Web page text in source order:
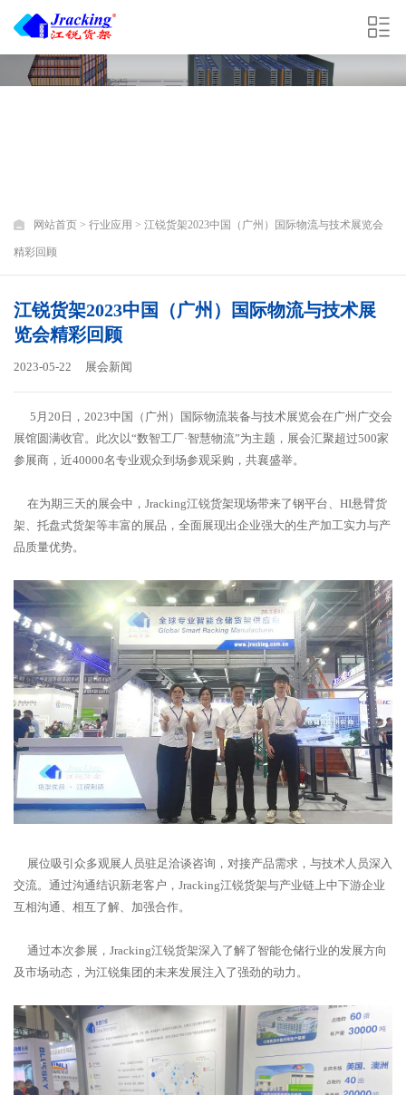
网站首页 > 行业应用 > 江锐货架2023中国（广州）国际物流与技术展览会
精彩回顾
江锐货架2023中国（广州）国际物流与技术展
览会精彩回顾
2023-05-22 展会新闻
5月20日，2023中国（广州）国际物流装备与技术展览会在广州广交会
展馆圆满收官。此次以“数智工厂·智慧物流”为主题，展会汇聚超过500家
参展商，近40000名专业观众到场参观采购，共襄盛举。
在为期三天的展会中，Jracking江锐货架现场带来了钢平台、HI悬臂货
架、托盘式货架等丰富的展品，全面展现出企业强大的生产加工实力与产
品质量优势。
展位吸引众多观展人员驻足洽谈咨询，对接产品需求，与技术人员深入
交流。通过沟通结识新老客户，Jracking江锐货架与产业链上中下游企业
互相沟通、相互了解、加强合作。
通过本次参展，Jracking江锐货架深入了解了智能仓储行业的发展方向
及市场动态，为江锐集团的未来发展注入了强劲的动力。